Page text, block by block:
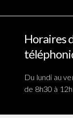
Horaires
Du lundi au
de 8h30 à